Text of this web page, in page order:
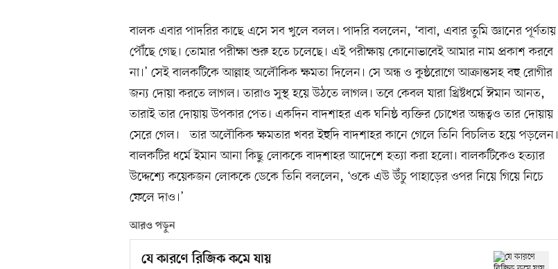
বালক এবার পাদরির কাছে এসে সব খুলে বলল। পাদরি বললেন, ‘বাবা, এবার তুমি জ্ঞানের পূর্ণতায়
পৌঁছে গেছ। তোমার পরীক্ষা শুরু হতে চলেছে। এই পরীক্ষায় কোনোভাবেই আমার নাম প্রকাশ করবে
না।’ সেই বালকটিকে আল্লাহ অলৌকিক ক্ষমতা দিলেন। সে অন্ধ ও কুষ্ঠরোগে আক্রান্তসহ বহু রোগীর
জন্য দোয়া করতে লাগল। তারাও সুস্থ হয়ে উঠতে লাগল। তবে কেবল যারা খ্রিষ্টধর্মে ঈমান আনত,
তারাই তার দোয়ায় উপকার পেত। একদিন বাদশাহর এক ঘনিষ্ঠ ব্যক্তির চোখের অন্ধত্বও তার দোয়ায়
সেরে গেল। তার অলৌকিক ক্ষমতার খবর ইহুদি বাদশাহর কানে গেলে তিনি বিচলিত হয়ে পড়লেন।
বালকটির ধর্মে ইমান আনা কিছু লোককে বাদশাহর আদেশে হত্যা করা হলো। বালকটিকেও হত্যার
উদ্দেশ্যে কয়েকজন লোককে ডেকে তিনি বললেন, ‘ওকে এউ উঁচু পাহাড়ের ওপর নিয়ে গিয়ে নিচে
ফেলে দাও।’
আরও পড়ুন
যে কারণে রিজিক কমে যায়